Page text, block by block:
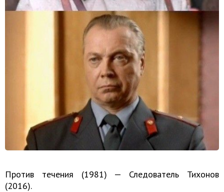
Против течения (1981) — Следователь Тихонов
(2016).